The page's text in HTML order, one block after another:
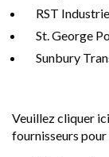
RST
St. George
Sunbury
Veuillezcliquer ici
fournisseurs